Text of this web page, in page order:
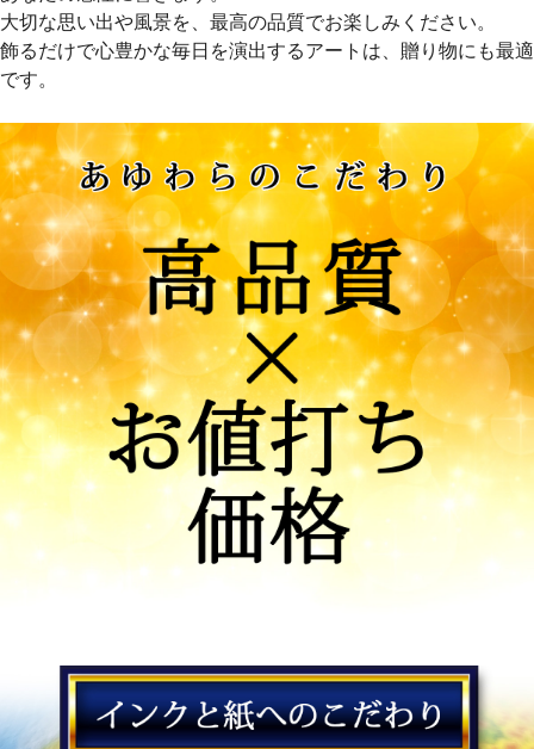
大切な思い出や風景を、最高の品質でお楽しみください。
飾るだけで心豊かな毎日を演出するアートは、贈り物にも最適
です。